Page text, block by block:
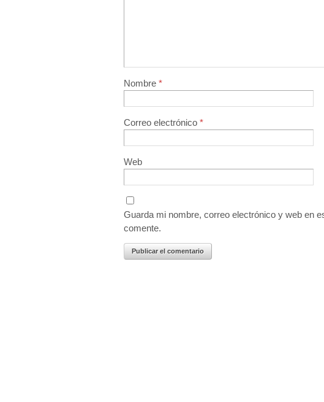
Nombre *
Correo electrónico *
Web
Guarda mi nombre, correo electrónico y web en
comente.